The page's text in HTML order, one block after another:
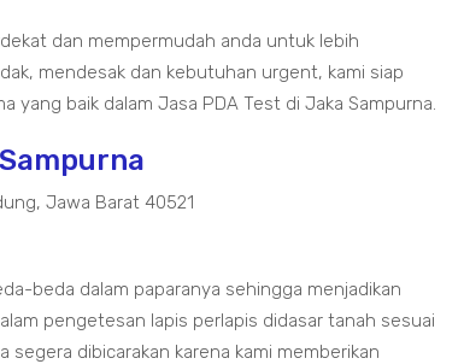
dan mempermudah anda untuk lebih
mendesak dan kebutuhan urgent, kami siap
yang baik dalam Jasa PDA Test di Jaka Sampurna.
Jawa Barat 40521
beda dalam paparanya sehingga menjadikan
pengetesan lapis perlapis didasar tanah sesuai
dibicarakan karena kami memberikan